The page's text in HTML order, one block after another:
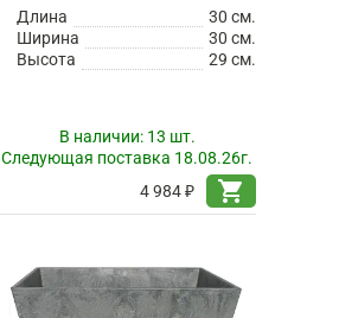
Длина
30 см.
Ширина
30 см.
Высота
29 см.
В наличии: 13 шт.
Следующая поставка 18.08.26г.
4 984 ₽
shopping_cart